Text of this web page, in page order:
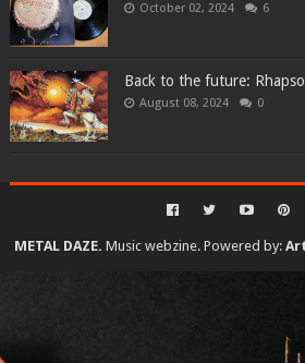
October 02, 2024 6
Back to the future:
August 08, 2024 0
METAL DAZE. Music webzine. Powered by: